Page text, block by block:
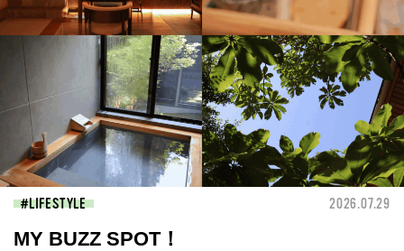
LIFESTYLE 2026.07.29
MY BUZZ SPOT！